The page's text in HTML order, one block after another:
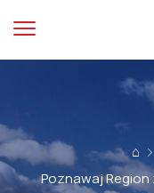
⌂
Poznawaj Region